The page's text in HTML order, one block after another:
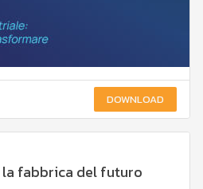
DOWNLOAD
la fabbrica del futuro